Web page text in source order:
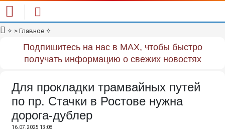
✧ > Главное ✧
Подпишитесь на нас в MAX, чтобы быстро
получать информацию о свежих новостях
Для прокладки трамвайных путей
по пр. Стачки в Ростове нужна
дорога-дублер
16.07.2025 13:08